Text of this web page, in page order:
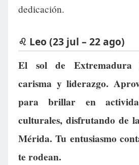
dedicación.
♌ Leo (23 jul – 22 ago)
El sol de Extremadura
carisma y liderazgo.
para brillar en
culturales, disfrutando de
Mérida. Tu entusiasmo
te rodean.